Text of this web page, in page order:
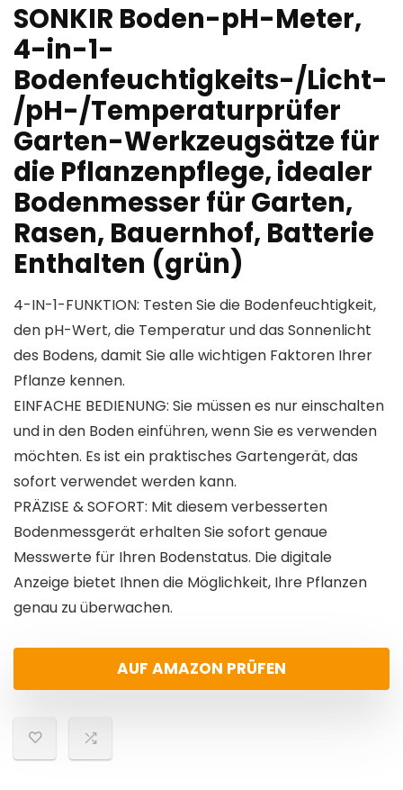
SONKIR Boden-pH-Meter,
4-in-1-
Bodenfeuchtigkeits-/Licht-
/pH-/Temperaturprüfer
Garten-Werkzeugsätze für
die Pflanzenpflege, idealer
Bodenmesser für Garten,
Rasen, Bauernhof, Batterie
Enthalten (grün)
4-IN-1-FUNKTION: Testen Sie die Bodenfeuchtigkeit,
den pH-Wert, die Temperatur und das Sonnenlicht
des Bodens, damit Sie alle wichtigen Faktoren Ihrer
Pflanze kennen.
EINFACHE BEDIENUNG: Sie müssen es nur einschalten
und in den Boden einführen, wenn Sie es verwenden
möchten. Es ist ein praktisches Gartengerät, das
sofort verwendet werden kann.
PRÄZISE & SOFORT: Mit diesem verbesserten
Bodenmessgerät erhalten Sie sofort genaue
Messwerte für Ihren Bodenstatus. Die digitale
Anzeige bietet Ihnen die Möglichkeit, Ihre Pflanzen
genau zu überwachen.
AUF AMAZON PRÜFEN